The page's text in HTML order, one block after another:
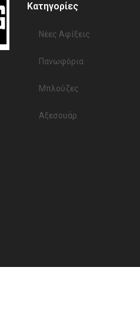
Κατηγορίες
Νέες Αφίξεις
Πανωφόρια
Μπλούζες
Αξεσουάρ